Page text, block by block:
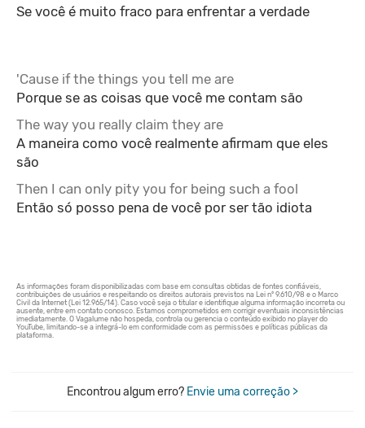
Se você é muito fraco para enfrentar a verdade
Porque se as coisas que você me contam são
A maneira como você realmente afirmam que eles
são
Então só posso pena de você por ser tão idiota
'Cause if the things you tell me are
The way you really claim they are
Then I can only pity you for being such a fool
Encontrou algum erro? Envie uma correção >